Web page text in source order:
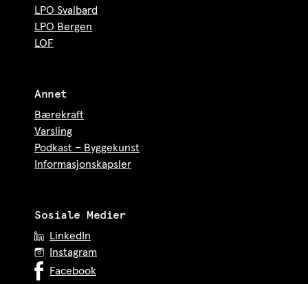
LPO Svalbard
LPO Bergen
LOF
Annet
Bærekraft
Varsling
Podkast – Byggekunst
Informasjonskapsler
Sosiale Medier
LinkedIn
Instagram
Facebook